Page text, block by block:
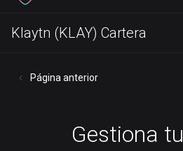
Klaytn (KLAY) Cartera
Página anterior
Gestiona tu